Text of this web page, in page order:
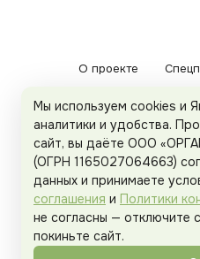
О проекте
Рекламодателям
Organicwoman.ru
Мы используем cookies и
аналитики и удобства.
сайт, вы даёте ООО
(ОГРН 1165027064663)
данных и принимаете
соглашения и Политики
не согласны — отключите
покиньте сайт.